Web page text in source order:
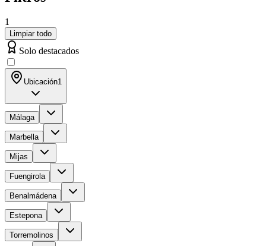
1
Limpiar todo
Solo destacados
Ubicación1
Málaga
Marbella
Mijas
Fuengirola
Benalmádena
Estepona
Torremolinos